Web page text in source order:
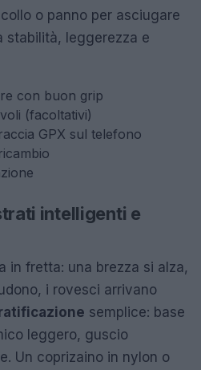
o panno per asciugare
stabilità, leggerezza e
con buon grip
(facoltativi)
GPX sul telefono
intelligenti e
in fretta: una brezza si alza,
i rovesci arrivano
semplice: base
leggero, guscio
Un coprizaino in nylon o